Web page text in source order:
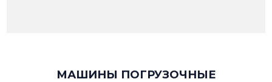
МАШИНЫ ПОГРУЗОЧНЫЕ